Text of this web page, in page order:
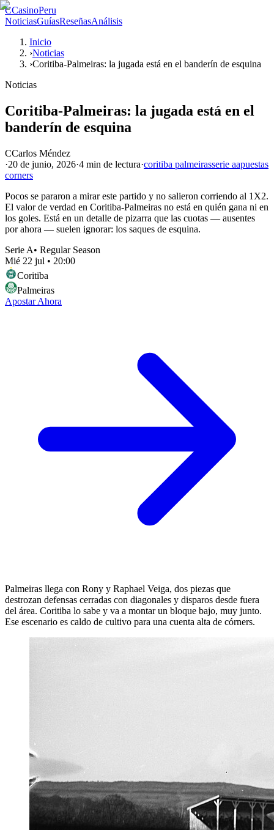
CCasinoPeru
NoticiasGuíasReseñasAnálisis
Inicio
›Noticias
›Coritiba-Palmeiras: la jugada está en el banderín de esquina
Noticias
Coritiba-Palmeiras: la jugada está en el
banderín de esquina
CCarlos Méndez
·20 de junio, 2026·4 min de lectura·coritiba palmeirasserie aapuestas
corners
Pocos se pararon a mirar este partido y no salieron corriendo al 1X2.
El valor de verdad en Coritiba-Palmeiras no está en quién gana ni en
los goles. Está en un detalle de pizarra que las cuotas — ausentes
por ahora — suelen ignorar: los saques de esquina.
Serie A• Regular Season
Mié 22 jul • 20:00
Coritiba
Palmeiras
Apostar Ahora
Palmeiras llega con Rony y Raphael Veiga, dos piezas que
destrozan defensas cerradas con diagonales y disparos desde fuera
del área. Coritiba lo sabe y va a montar un bloque bajo, muy junto.
Ese escenario es caldo de cultivo para una cuenta alta de córners.